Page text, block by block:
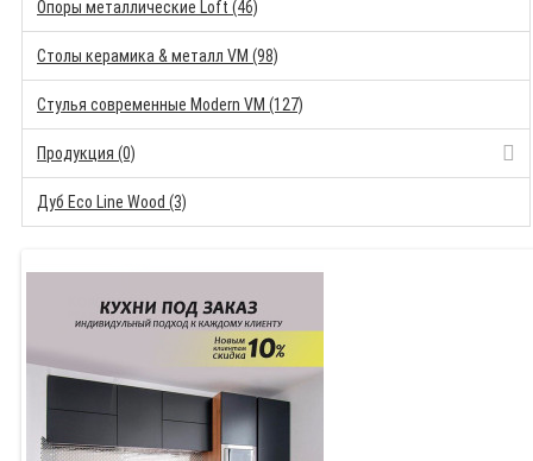
Опоры металлические Loft (46)
Столы керамика & металл VM (98)
Стулья современные Modern VM (127)
Продукция (0)
Дуб Eco Line Wood (3)